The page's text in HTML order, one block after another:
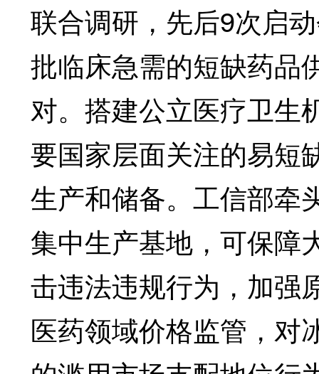
联合调研，先后9次启
批临床急需的短缺药品
对。搭建公立医疗卫生
要国家层面关注的易短
生产和储备。工信部牵
集中生产基地，可保障
击违法违规行为，加强
医药领域价格监管，对